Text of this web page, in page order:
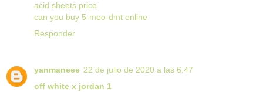
acid sheets price
can you buy 5-meo-dmt online
Responder
yanmaneee 22 de julio de 2020 a las 6:47
off white x jordan 1